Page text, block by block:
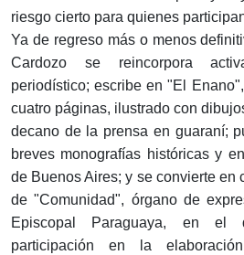
riesgo cierto para quienes
Ya de regreso más o menos
Cardozo se reincorpora
periodístico; escribe en "El
cuatro páginas, ilustrado con
decano de la prensa en guaraní;
breves monografías históricas y
de Buenos Aires; y se convierte en
de "Comunidad", órgano de
Episcopal Paraguaya, en
participación en la